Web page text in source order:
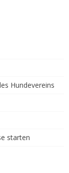
Hundevereins
starten